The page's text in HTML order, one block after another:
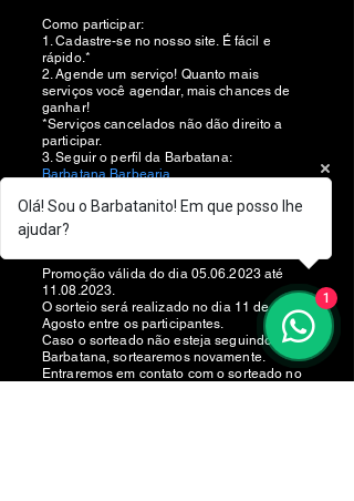
Como participar:
1. Cadastre-se no nosso site. É fácil e
rápido.*
2. Agende um serviço! Quanto mais
serviços você agendar, mais chances de
ganhar!
*Serviços cancelados não dão direito a
participar.
3. Seguir o perfil da Barbatana:
Barbatana Barbearia
Instagram
Promoção válida do dia 05.06.2023até
11.08.2023.
O sorteio será realizado no dia 11 de
Agosto entre os participantes.
Caso o sorteado não esteja seguindo a
Barbatana, sortearemos novamente.
Entraremos em contato com o sorteado no
Olá! Sou o Barbatanito! Em que posso lhe
ajudar?
1